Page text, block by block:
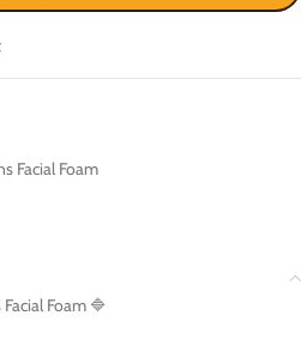
Facial Foam
Foam 🔷